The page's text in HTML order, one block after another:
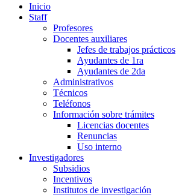
Inicio
Staff
Profesores
Docentes auxiliares
Jefes de trabajos prácticos
Ayudantes de 1ra
Ayudantes de 2da
Administrativos
Técnicos
Teléfonos
Información sobre trámites
Licencias docentes
Renuncias
Uso interno
Investigadores
Subsidios
Incentivos
Institutos de investigación